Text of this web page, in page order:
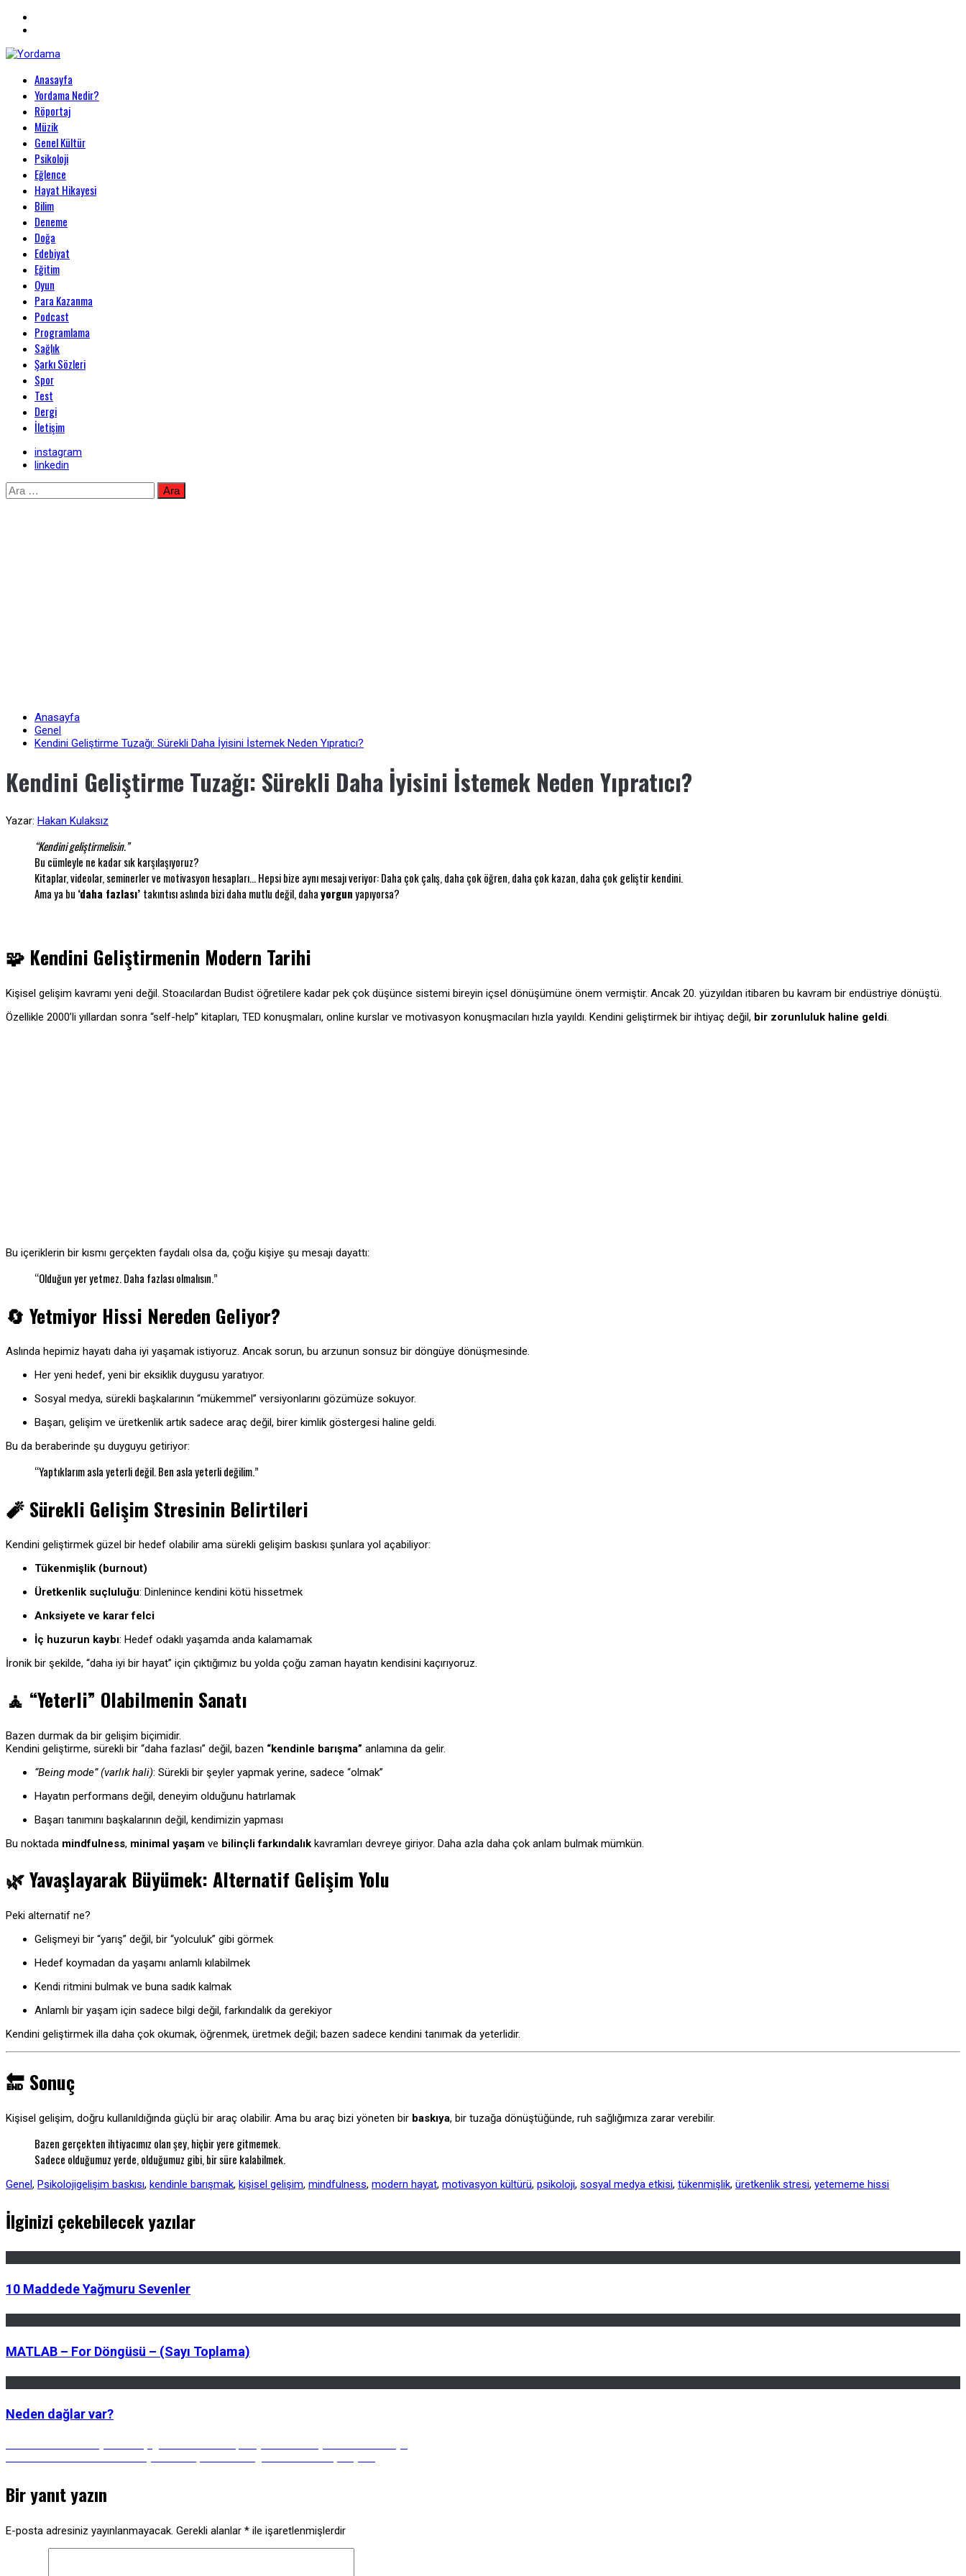
Yordama
PrimaryAnasayfa
Yordama Nedir?
Röportaj
Müzik
Genel Kültür
Psikoloji
Eğlence
Hayat Hikayesi
Bilim
Deneme
Doğa
Edebiyat
Eğitim
Oyun
Para Kazanma
Podcast
Programlama
Sağlık
Şarkı Sözleri
Spor
Test
Dergi
İletişim
instagram
linkedin
Skip
to
Arama:
Anasayfa
Genel
Kendini Geliştirme Tuzağı: Sürekli Daha İyisini İstemek Neden Yıpratıcı?
Kendini Geliştirme Tuzağı: Sürekli Daha İyisini İstemek Neden Yıpratıcı?
Yazar: Hakan Kulaksız
“Kendini geliştirmelisin.”
Bu cümleyle ne kadar sık karşılaşıyoruz?
Kitaplar, videolar, seminerler ve motivasyon hesapları… Hepsi bize aynı mesajı veriyor: Daha çok çalış, daha çok öğren, daha çok kazan, daha çok geliştir kendini.
Ama ya bu ‘daha fazlası’ takıntısı aslında bizi daha mutlu değil, dahayorgunyapıyorsa?
🧩 Kendini Geliştirmenin Modern Tarihi
Kişisel gelişim kavramı yeni değil. Stoacılardan Budist öğretilere kadar pek çok düşünce sistemi bireyin içsel dönüşümüne önem vermiştir. Ancak 20. yüzyıldan itibaren bu kavram bir endüstriye dönüştü.
Özellikle 2000’li yıllardan sonra “self-help” kitapları, TED konuşmaları, online kurslar ve motivasyon konuşmacıları hızla yayıldı. Kendini geliştirmek bir ihtiyaç değil, bir zorunluluk haline geldi.
Bu içeriklerin bir kısmı gerçekten faydalı olsa da, çoğu kişiye şu mesajı dayattı:
“Olduğun yer yetmez. Daha fazlası olmalısın.”
🔄 Yetmiyor Hissi Nereden Geliyor?
Aslında hepimiz hayatı daha iyi yaşamak istiyoruz. Ancak sorun, bu arzunun sonsuz bir döngüye dönüşmesinde.
Her yeni hedef, yeni bir eksiklik duygusu yaratıyor.
Sosyal medya, sürekli başkalarının “mükemmel” versiyonlarını gözümüze sokuyor.
Başarı, gelişim ve üretkenlik artık sadece araç değil, birer kimlik göstergesi haline geldi.
Bu da beraberinde şu duyguyu getiriyor:
“Yaptıklarım asla yeterli değil. Ben asla yeterli değilim.”
🧨 Sürekli Gelişim Stresinin Belirtileri
Kendini geliştirmek güzel bir hedef olabilir ama sürekli gelişim baskısı şunlara yol açabiliyor:
Tükenmişlik (burnout)
Üretkenlik suçluluğu: Dinlenince kendini kötü hissetmek
Anksiyete ve karar felci
İç huzurun kaybı: Hedef odaklı yaşamda anda kalamamak
İronik bir şekilde, “daha iyi bir hayat” için çıktığımız bu yolda çoğu zaman hayatın kendisini kaçırıyoruz.
🧘 “Yeterli” Olabilmenin Sanatı
Bazen durmak da bir gelişim biçimidir.
Kendini geliştirme, sürekli bir “daha fazlası” değil, bazen “kendinle barışma” anlamına da gelir.
“Being mode” (varlık hali): Sürekli bir şeyler yapmak yerine, sadece “olmak”
Hayatın performans değil, deneyim olduğunu hatırlamak
Başarı tanımını başkalarının değil, kendimizin yapması
Bu noktada mindfulness, minimal yaşam ve bilinçli farkındalık kavramları devreye giriyor. Daha azla daha çok anlam bulmak mümkün.
🌿Yavaşlayarak Büyümek: Alternatif Gelişim Yolu
Peki alternatif ne?
Gelişmeyi bir “yarış” değil, bir “yolculuk” gibi görmek
Hedef koymadan da yaşamı anlamlı kılabilmek
Kendi ritmini bulmak ve buna sadık kalmak
Anlamlı bir yaşam için sadece bilgi değil, farkındalık da gerekiyor
Kendini geliştirmek illa daha çok okumak, öğrenmek, üretmek değil; bazen sadece kendini tanımak da yeterlidir.
🔚 Sonuç
Kişisel gelişim, doğru kullanıldığında güçlü bir araç olabilir. Ama bu araç bizi yöneten bir baskıya, bir tuzağa dönüştüğünde, ruh sağlığımıza zarar verebilir.
Bazen gerçekten ihtiyacımız olan şey, hiçbir yere gitmemek.
Sadece olduğumuz yerde, olduğumuz gibi, bir süre kalabilmek.
Genel, Psikolojigelişim baskısı, kendinle barışmak, kişisel gelişim, mindfulness, modern hayat, motivasyon kültürü, psikoloji, sosyal medya etkisi, tükenmişlik, üretkenlik stresi, yetememe hissi
İlginizi çekebilecek yazılar
10 Maddede Yağmuru Sevenler
MATLAB – For Döngüsü – (Sayı Toplama)
Neden dağlar var?
Yazı
Bir yanıt yazın
E-posta adresiniz yayınlanmayacak. Gerekli alanlar * ile işaretlenmişlerdir